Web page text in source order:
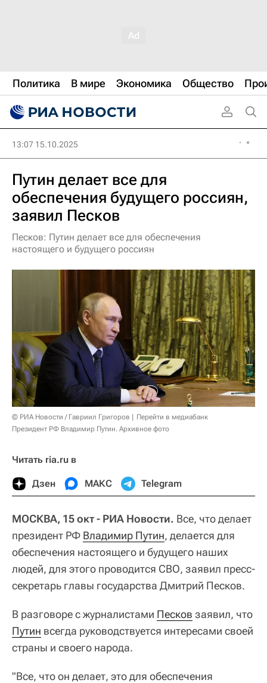
Политика В мире Экономика Общество
13:07 15.10.2025
Путин делает все для
обеспечения будущего россиян,
заявил Песков
Песков: Путин делает все для обеспечения
настоящего и будущего россиян
© РИА Новости / Гавриил Григоров
Перейти в медиабанк
Президент РФ Владимир Путин. Архивное фото
Читать ria.ru в
Дзен МАКС Telegram
МОСКВА, 15 окт - РИА Новости. Все, что делает
президент РФ Владимир Путин, делается для
обеспечения настоящего и будущего наших
людей, для этого проводится СВО, заявил пресс-
секретарь главы государства Дмитрий Песков.
В разговоре с журналистами Песков заявил, что
Путин всегда руководствуется интересами своей
страны и своего народа.
"Все, что он делает, это для обеспечения